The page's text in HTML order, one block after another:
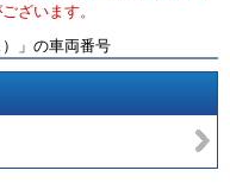
ざいます。
」 の車両番号